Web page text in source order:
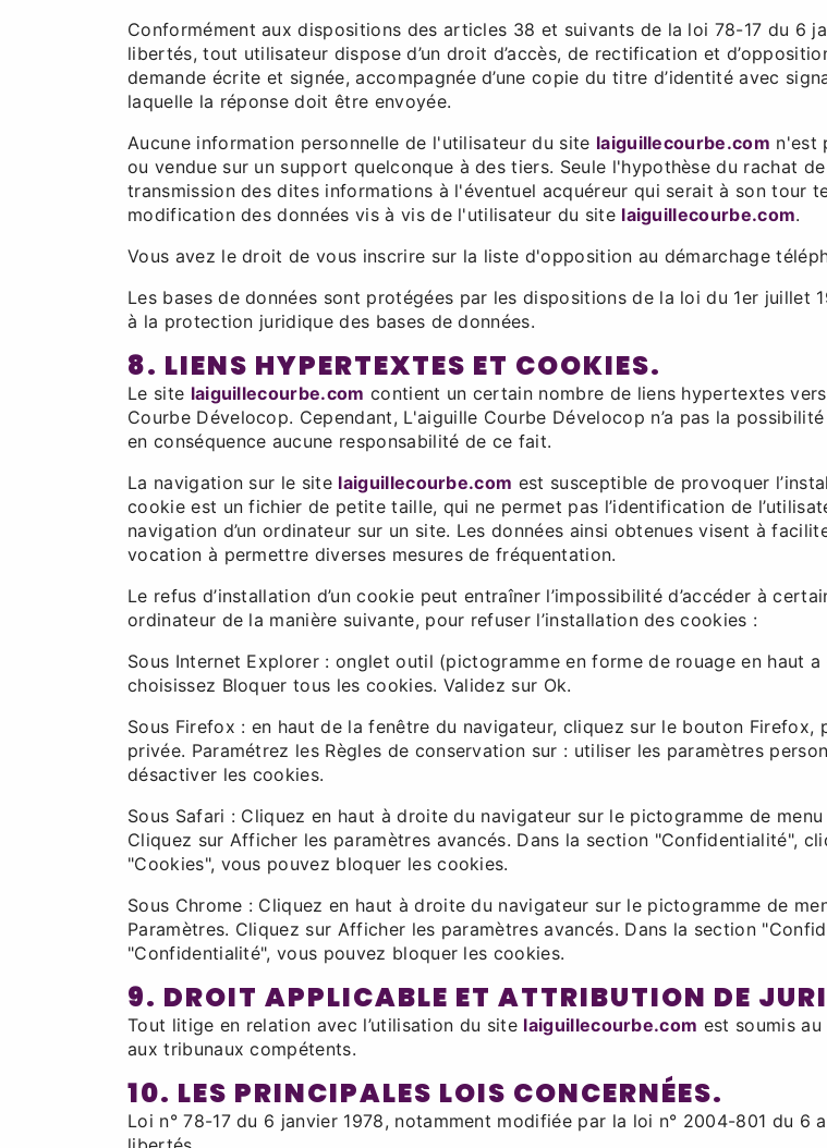
Conformément aux dispositions des articles 38 et suivants de la loi 78-17 du 6
libertés, tout utilisateur dispose d’un droit d’accès, de rectification et
demande écrite et signée, accompagnée d’une copie du titre d’identité avec
laquelle la réponse doit être envoyée.
Aucune information personnelle de l'utilisateur du site laiguillecourbe.com n'est
ou vendue sur un support quelconque à des tiers. Seule l'hypothèse du rachat
transmission des dites informations à l'éventuel acquéreur qui serait à son tour
modification des données vis à vis de l'utilisateur du site laiguillecourbe.com.
Vous avez le droit de vous inscrire sur la liste d'opposition au démarchage
Les bases de données sont protégées par les dispositions de la loi du 1er
à la protection juridique des bases de données.
8. LIENS HYPERTEXTES ET COOKIES.
Le site laiguillecourbe.com contient un certain nombre de liens hypertextes
Courbe Dévelocop. Cependant, L'aiguille Courbe Dévelocop n’a pas la
en conséquence aucune responsabilité de ce fait.
La navigation sur le site laiguillecourbe.com est susceptible de provoquer
cookie est un fichier de petite taille, qui ne permet pas l’identification de
navigation d’un ordinateur sur un site. Les données ainsi obtenues visent à
vocation à permettre diverses mesures de fréquentation.
Le refus d’installation d’un cookie peut entraîner l’impossibilité d’accéder à
ordinateur de la manière suivante, pour refuser l’installation des cookies :
Sous Internet Explorer : onglet outil (pictogramme en forme de rouage en haut
choisissez Bloquer tous les cookies. Validez sur Ok.
Sous Firefox : en haut de la fenêtre du navigateur, cliquez sur le bouton
privée. Paramétrez les Règles de conservation sur : utiliser les paramètres
désactiver les cookies.
Sous Safari : Cliquez en haut à droite du navigateur sur le pictogramme de
Cliquez sur Afficher les paramètres avancés. Dans la section "Confidentialité",
"Cookies", vous pouvez bloquer les cookies.
Sous Chrome : Cliquez en haut à droite du navigateur sur le pictogramme de
Paramètres. Cliquez sur Afficher les paramètres avancés. Dans la section
"Confidentialité", vous pouvez bloquer les cookies.
9. DROIT APPLICABLE ET ATTRIBUTION DE
Tout litige en relation avec l’utilisation du site laiguillecourbe.com est soumis
aux tribunaux compétents.
10. LES PRINCIPALES LOIS CONCERNÉES.
Loi n° 78-17 du 6 janvier 1978, notamment modifiée par la loi n° 2004-801 du